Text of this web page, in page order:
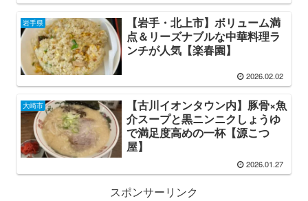
岩手県
【岩手・北上市】ボリューム満
点＆リーズナブルな中華料理ラ
ンチが人気【楽春園】
2026.02.02
大崎市
【古川イオンタウン内】豚骨×魚
介スープと黒ニンニクしょうゆ
で満足度高めの一杯【源こつ
屋】
2026.01.27
スポンサーリンク